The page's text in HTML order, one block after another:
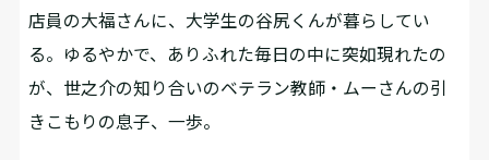
店員の大福さんに、大学生の谷尻くんが暮らしてい
る。ゆるやかで、ありふれた毎日の中に突如現れたの
が、世之介の知り合いのベテラン教師・ムーさんの引
きこもりの息子、一歩。